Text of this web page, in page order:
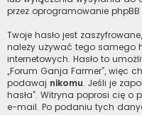
przez oprogramowanie
Twoje hasło jest
należy używać tego samego
internetowych. Hasło to
„Forum Ganja Farmer”, więc
podawaj nikomu. Jeśli je
hasła”. Witryna poprosi cię o
e-mail. Po podaniu tych